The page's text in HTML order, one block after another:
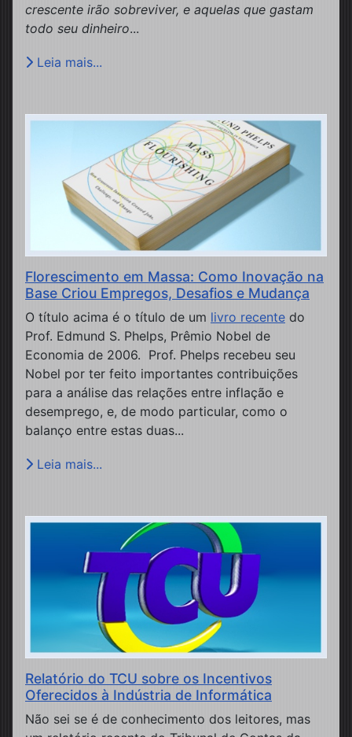
crescente irão sobreviver, e aquelas que gastam
todo seu dinheiro...
Leia mais...
Florescimento em Massa: Como Inovação na
Base Criou Empregos, Desafios e Mudança
O título acima é o título de um livro recente do
Prof. Edmund S. Phelps, Prêmio Nobel de
Economia de 2006. Prof. Phelps recebeu seu
Nobel por ter feito importantes contribuições
para a análise das relações entre inflação e
desemprego, e, de modo particular, como o
balanço entre estas duas...
Leia mais...
Relatório do TCU sobre os Incentivos
Oferecidos à Indústria de Informática
Não sei se é de conhecimento dos leitores, mas